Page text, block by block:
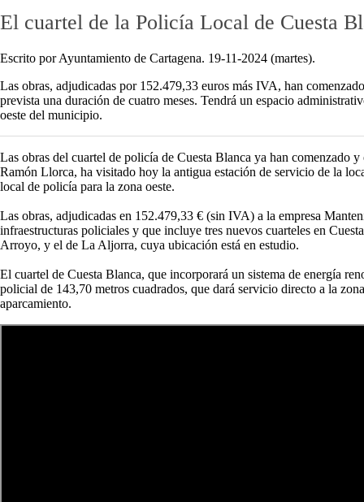
El cuartel de la Policía Local de Cuesta
Escrito por Ayuntamiento de Cartagena. 19-11-2024 (martes).
Las obras, adjudicadas por 152.479,33 euros más IVA, han
prevista una duración de cuatro meses. Tendrá un espacio
oeste del municipio.
Las obras del cuartel de policía de Cuesta Blanca ya han comenzado
Ramón Llorca, ha visitado hoy la antigua estación de servicio de la
local de policía para la zona oeste.
Las obras, adjudicadas en 152.479,33 € (sin IVA) a la empresa
infraestructuras policiales y que incluye tres nuevos cuarteles en
Arroyo, y el de La Aljorra, cuya ubicación está en estudio.
El cuartel de Cuesta Blanca, que incorporará un sistema de energía
policial de 143,70 metros cuadrados, que dará servicio directo a la
aparcamiento.